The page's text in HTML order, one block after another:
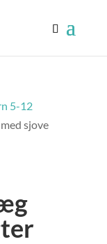
5-12
sjove